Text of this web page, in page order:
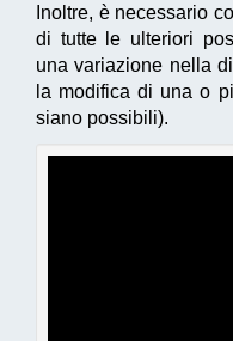
Inoltre, è necessario
di tutte le ulteriori
una variazione nella
la modifica di una o
siano possibili).